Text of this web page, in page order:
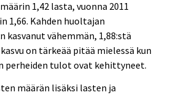
1,42 lasta, vuonna 2011
1,66. Kahden huoltajan
kasvanut vähemmän, 1,88:stä
on tärkeää pitää mielessä kun
perheiden tulot ovat kehittyneet.
määrän lisäksi lasten ja